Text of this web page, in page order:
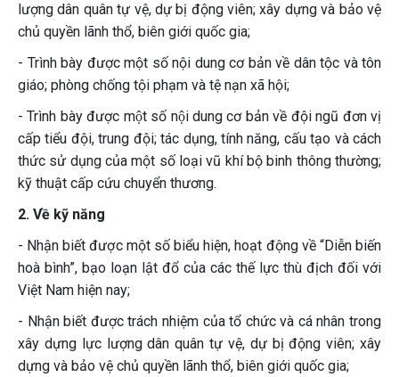
lượng dân quân tự vệ, dự bị động viên; xây dựng và bảo vệ
chủ quyền lãnh thổ, biên giới quốc gia;
- Trình bày được một số nội dung cơ bản về dân tộc và tôn
giáo; phòng chống tội phạm và tệ nạn xã hội;
- Trình bày được một số nội dung cơ bản về đội ngũ đơn vị
cấp tiểu đội, trung đội; tác dụng, tính năng, cấu tạo và cách
thức sử dụng của một số loại vũ khí bộ binh thông thường;
kỹ thuật cấp cứu chuyển thương.
2. Về kỹ năng
- Nhận biết được một số biểu hiện, hoạt động về “Diễn biến
hoà bình”, bạo loạn lật đổ của các thế lực thù địch đối với
Việt Nam hiện nay;
- Nhận biết được trách nhiệm của tổ chức và cá nhân trong
xây dựng lực lượng dân quân tự vệ, dự bị động viên; xây
dựng và bảo vệ chủ quyền lãnh thổ, biên giới quốc gia;